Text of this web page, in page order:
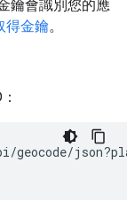
鑰會識別您的應
得金鑰。